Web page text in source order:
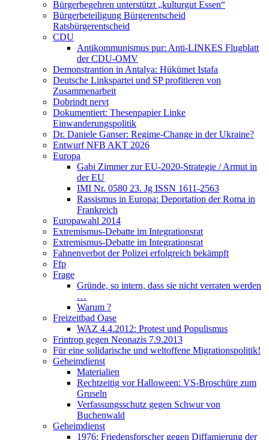
Bürgerbegehren unterstützt „kulturgut Essen“
Bürgerbeteiligung Bürgerentscheid
Ratsbürgerentscheid
CDU
Antikommunismus pur: Anti-LINKES Flugblatt
der CDU-OMV
Demonstrantion in Antalya: Hükümet Istafa
Deutsche Linkspartei und SP profitieren von
Zusammenarbeit
Dobrindt nervt
Dokumentiert: Thesenpapier Linke
Einwanderungspolitik
Dr. Daniele Ganser: Regime-Change in der Ukraine?
Entwurf NFB AKT 2026
Europa
Gabi Zimmer zur EU-2020-Strategie / Armut in
der EU
IMI Nr. 0580 23. Jg ISSN 1611-2563
Rassismus in Europa: Deportation der Roma in
Frankreich
Europawahl 2014
Extremismus-Debatte im Integrationsrat
Extremismus-Debatte im Integrationsrat
Fahnenverbot der Polizei erfolgreich bekämpft
Ffp
Frage
Gründe, so intern, dass sie nicht verraten werden
…
Warum ?
Freizeitbad Oase
WAZ 4.4.2012: Protest und Populismus
Frintrop gegen Neonazis 7.9.2013
Für eine solidarische und weltoffene Migrationspolitik!
Geheimdienst
Materialien
Rechtzeitig vor Halloween: VS-Broschüre zum
Gruseln
Verfassungsschutz gegen Schwur von
Buchenwald
Geheimdienst
1976: Friedensforscher gegen Diffamierung der